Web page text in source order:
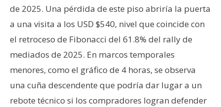
de 2025. Una pérdida de este piso abriría la puerta
a una visita a los USD $540, nivel que coincide con
el retroceso de Fibonacci del 61.8% del rally de
mediados de 2025. En marcos temporales
menores, como el gráfico de 4 horas, se observa
una cuña descendente que podría dar lugar a un
rebote técnico si los compradores logran defender